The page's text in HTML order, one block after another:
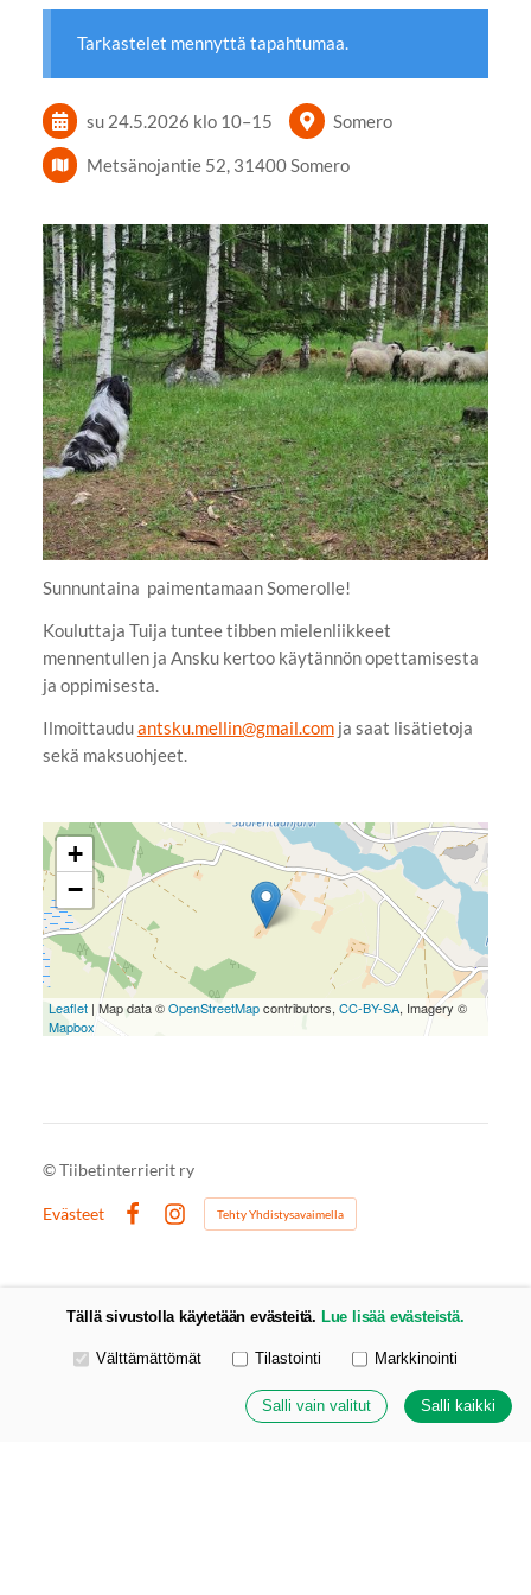
Tarkastelet mennyttä tapahtumaa.
su 24.5.2026 klo 10–15 Somero
Metsänojantie 52, 31400 Somero
Sunnuntaina paimentamaan Somerolle!
Kouluttaja Tuija tuntee tibben mielenliikkeet
mennentullen ja Ansku kertoo käytännön opettamisesta
ja oppimisesta.
Ilmoittauduantsku.mellin@gmail.comja saat lisätietoja
sekä maksuohjeet.
+
−
Leaflet| Map data ©OpenStreetMapcontributors, CC-BY-SA, Imagery ©
Mapbox
©Tiibetinterrierit ry
Evästeet
Instagram
Tehty Yhdistysavaimella
Tällä sivustolla käytetään evästeitä. Lue lisää evästeistä.
Valitse käytettävät evästeet
Välttämättömät Tilastointi Markkinointi
Salli vain valitut Salli kaikki